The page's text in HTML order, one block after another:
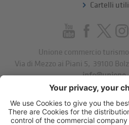
Cartelli utili
Unione commercio
Via di Mezzo ai Piani 5
39100
Privacy
Impostazioni